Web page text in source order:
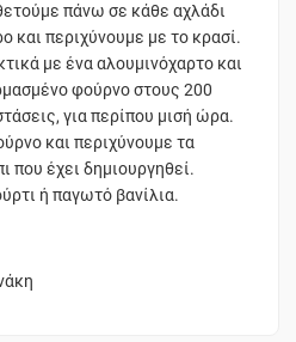
πάνω σε κάθε αχλάδι
και περιχύνουμε με το κρασί.
με ένα αλουμινόχαρτο και
φούρνο στους 200
για περίπου μισή ώρα.
και περιχύνουμε τα
που έχει δημιουργηθεί.
ή παγωτό βανίλια.